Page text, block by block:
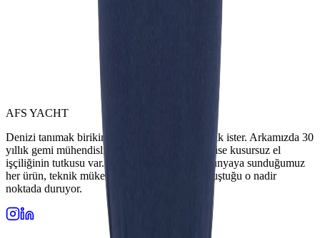
AFS YACHT
Denizi tanımak birikim, ona şekil vermek ustalık ister. Arkamızda 30
yıllık gemi mühendisliği tecrübesi, ellerimizde ise kusursuz el
işçiliğinin tutkusu var. Türkiye’de tasarlayıp dünyaya sunduğumuz
her ürün, teknik mükemmellik ile estetiğin buluştuğu o nadir
noktada duruyor.